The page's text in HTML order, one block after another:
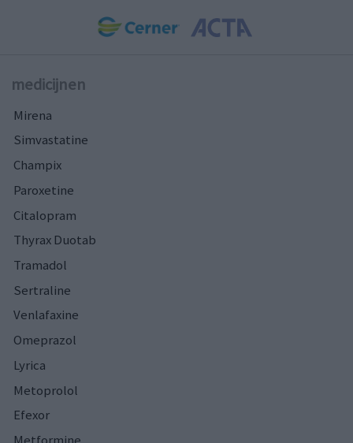
medicijnen
Mirena
Simvastatine
Champix
Paroxetine
Citalopram
Thyrax Duotab
Tramadol
Sertraline
Venlafaxine
Omeprazol
Lyrica
Metoprolol
Efexor